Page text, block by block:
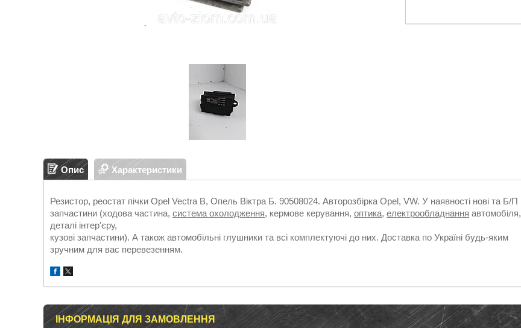
Опис Характеристики
Резистор, реостат пічки Opel Vectra B, Опель Віктра Б. 90508024. Авторозбірка Opel, VW. У наявності нові та Б/П
запчастини (ходова частина, система охолодження, кермове керування, оптика, електрообладнання автомобіля,
деталі інтер'єру,
кузові запчастини). А також автомобільні глушники та всі комплектуючі до них. Доставка по Україні будь-яким
зручним для вас перевезенням.
ІНФОРМАЦІЯ ДЛЯ ЗАМОВЛЕННЯ